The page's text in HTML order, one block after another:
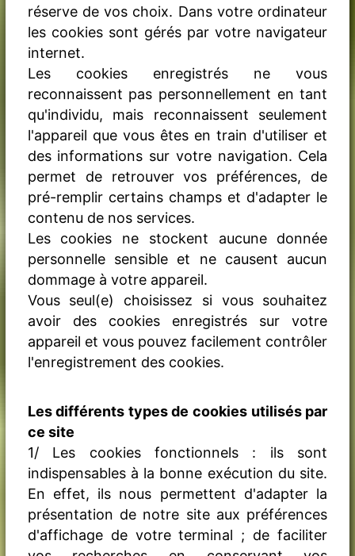
réserve de vos choix. Dans votre ordinateur
les cookies sont gérés par votre navigateur
internet.
Les cookies enregistrés ne vous
reconnaissent pas personnellement en tant
qu'individu, mais reconnaissent seulement
l'appareil que vous êtes en train d'utiliser et
des informations sur votre navigation. Cela
permet de retrouver vos préférences, de
pré-remplir certains champs et d'adapter le
contenu de nos services.
Les cookies ne stockent aucune donnée
personnelle sensible et ne causent aucun
dommage à votre appareil.
Vous seul(e) choisissez si vous souhaitez
avoir des cookies enregistrés sur votre
appareil et vous pouvez facilement contrôler
l'enregistrement des cookies.
Les différents types de cookies utilisés par
ce site
1/ Les cookies fonctionnels : ils sont
indispensables à la bonne exécution du site.
En effet, ils nous permettent d'adapter la
présentation de notre site aux préférences
d'affichage de votre terminal ; de faciliter